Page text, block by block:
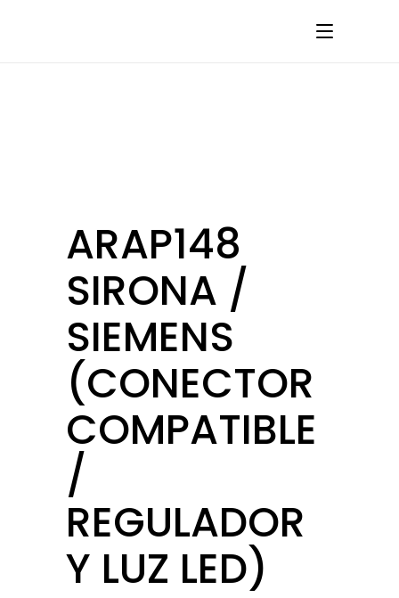
ARAP148
SIRONA /
SIEMENS
(CONECTOR
COMPATIBLE
/
REGULADOR
Y LUZ LED)